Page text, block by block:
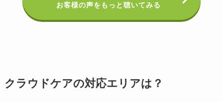
お客様の声をもっと聴いてみる
クラウドケアの対応エリアは？